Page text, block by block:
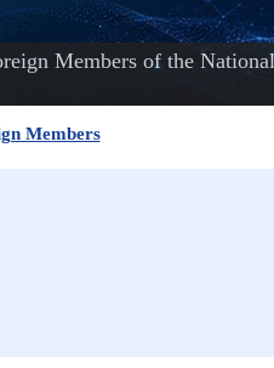
Members of the
Members